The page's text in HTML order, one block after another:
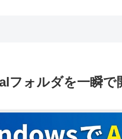
フォルダを一瞬で